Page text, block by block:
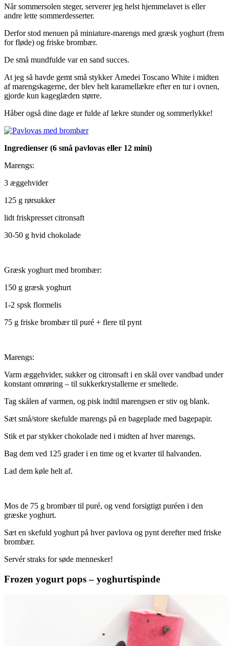
Når sommersolen steger, serverer jeg helst hjemmelavet is eller
andre lette sommerdesserter.
Derfor stod menuen på miniature-marengs med græsk yoghurt (frem
for fløde) og friske brombær.
De små mundfulde var en sand succes.
At jeg så havde gemt små stykker Amedei Toscano White i midten
af marengskagerne, der blev helt karamellækre efter en tur i ovnen,
gjorde kun kageglæden større.
Håber også dine dage er fulde af lækre stunder og sommerlykke!
Ingredienser (6 små pavlovas eller 12 mini)
Marengs:
3 æggehvider
125 g rørsukker
lidt friskpresset citronsaft
30-50 g hvid chokolade
Græsk yoghurt med brombær:
150 g græsk yoghurt
1-2 spsk flormelis
75 g friske brombær til puré + flere til pynt
Marengs:
Varm æggehvider, sukker og citronsaft i en skål over vandbad under
konstant omrøring – til sukkerkrystallerne er smeltede.
Tag skålen af varmen, og pisk indtil marengsen er stiv og blank.
Sæt små/store skefulde marengs på en bageplade med bagepapir.
Stik et par stykker chokolade ned i midten af hver marengs.
Bag dem ved 125 grader i en time og et kvarter til halvanden.
Lad dem køle helt af.
Mos de 75 g brombær til puré, og vend forsigtigt puréen i den
græske yoghurt.
Sæt en skefuld yoghurt på hver pavlova og pynt derefter med friske
brombær.
Servér straks for søde mennesker!
Frozen yogurt pops – yoghurtispinde